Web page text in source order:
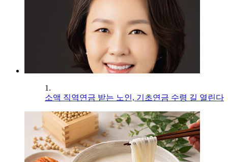
1.
소액 직역연금 받는 노인, 기초연금 수령 길 열린다